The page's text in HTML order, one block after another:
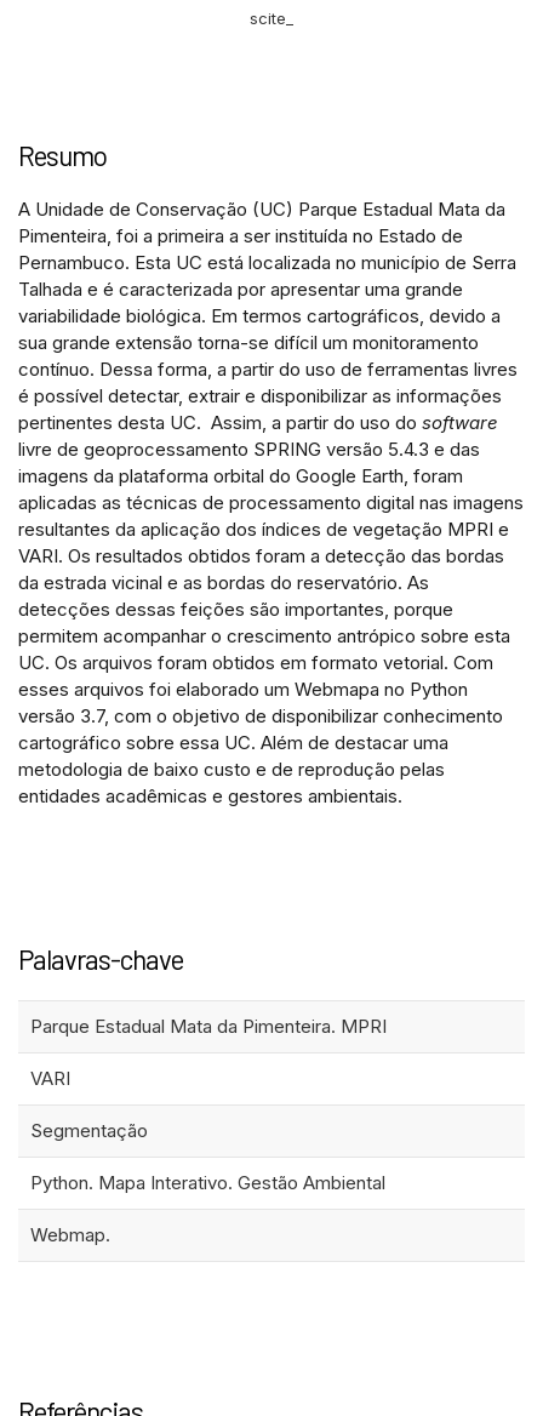
Other
0
See how this article has been
cited atscite.ai
Scite shows how a scientific paper
has been cited by providing the
context of the citation, a
classification describing whether it
supports, mentions, or contrasts
the cited claim, and a label
indicating in which section the
citation was made.
scite_
Resumo
A Unidade de Conservação (UC) Parque Estadual Mata da
Pimenteira, foi a primeira a ser instituída no Estado de
Pernambuco. Esta UC está localizada no município de Serra
Talhada e é caracterizada por apresentar uma grande
variabilidade biológica. Em termos cartográficos, devido a
sua grande extensão torna-se difícil um monitoramento
contínuo. Dessa forma, a partir do uso de ferramentas livres
é possível detectar, extrair e disponibilizar as informações
pertinentes desta UC. Assim, a partir do uso do software
livre de geoprocessamento SPRING versão 5.4.3 e das
imagens da plataforma orbital do Google Earth, foram
aplicadas as técnicas de processamento digital nas imagens
resultantes da aplicação dos índices de vegetação MPRI e
VARI. Os resultados obtidos foram a detecção das bordas
da estrada vicinal e as bordas do reservatório. As
detecções dessas feições são importantes, porque
permitem acompanhar o crescimento antrópico sobre esta
UC. Os arquivos foram obtidos em formato vetorial. Com
esses arquivos foi elaborado um Webmapa no Python
versão 3.7, com o objetivo de disponibilizar conhecimento
cartográfico sobre essa UC. Além de destacar uma
metodologia de baixo custo e de reprodução pelas
entidades acadêmicas e gestores ambientais.
Palavras-chave
Parque Estadual Mata da Pimenteira. MPRI
VARI
Segmentação
Python. Mapa Interativo. Gestão Ambiental
Webmap.